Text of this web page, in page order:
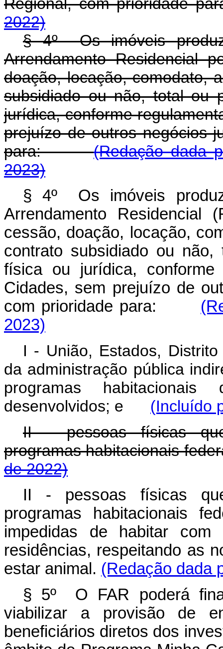
Regional, com prioridade
2022)
§ 4º Os imóveis
Arrendamento Residencial
doação, locação, comodato,
subsidiado ou não, total ou
jurídica, conforme
prejuízo de outros negócios
para:(Redação dada
2023)
§ 4º Os imóveis
Arrendamento Residencial
cessão, doação, locação,
contrato subsidiado ou
física ou jurídica, conforme
Cidades, sem prejuízo de
com prioridade para:
2023)
I - União, Estados,
da administração pública
programas
desenvolvidos; e (Incluído
II - pessoas físicas
programas habitacionais
de 2022)
II - pessoas físicas
programas habitacionais
impedidas de habitar com
residências, respeitando as
estar animal. (Redação dada
§ 5º O FAR poderá
viabilizar a provisão de
beneficiários diretos dos